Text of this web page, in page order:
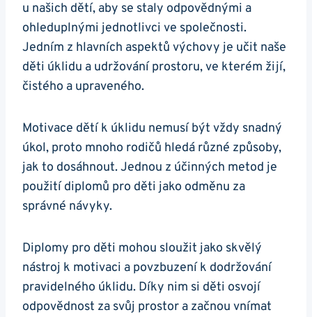
u našich dětí, aby se staly odpovědnými a
ohleduplnými jednotlivci ve společnosti.
Jedním z hlavních aspektů výchovy je učit naše
děti úklidu a udržování prostoru, ve kterém žijí,
čistého a upraveného.
Motivace dětí k úklidu nemusí být vždy snadný
úkol, proto mnoho rodičů hledá různé způsoby,
jak to dosáhnout. Jednou z účinných metod je
použití diplomů pro děti jako odměnu za
správné návyky.
Diplomy pro děti mohou sloužit jako skvělý
nástroj k motivaci a povzbuzení k dodržování
pravidelného úklidu. Díky nim si děti osvojí
odpovědnost za svůj prostor a začnou vnímat